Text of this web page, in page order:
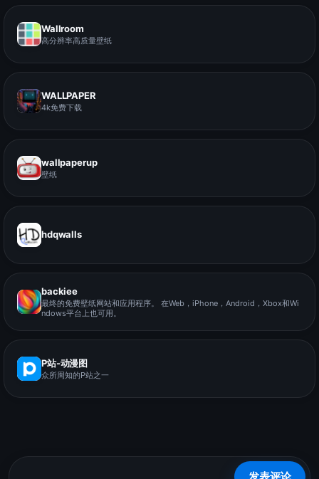
Wallroom
高分辨率高质量壁纸
WALLPAPER
4k免费下载
wallpaperup
壁纸
hdqwalls
backiee
最终的免费壁纸网站和应用程序。 在Web，iPhone，Android，Xbox和Wi
ndows平台上也可用。
P站-动漫图
众所周知的P站之一